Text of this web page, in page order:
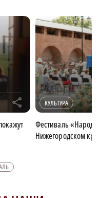
r КУЛЬТУРА
Фестиваль
Нижегородском